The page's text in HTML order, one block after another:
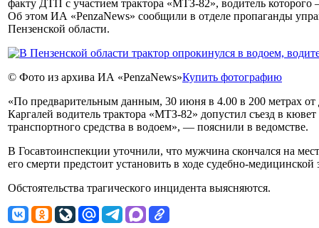
факту ДТП с участием трактора «МТЗ-82», водитель которого
Об этом ИА «PenzaNews» сообщили в отделе пропаганды
Пензенской области.
© Фото из архива ИА «PenzaNews»Купить фотографию
«По предварительным данным, 30 июня в 4.00 в 200 метрах
Каргалей водитель трактора «МТЗ-82» допустил съезд в
транспортного средства в водоем», — пояснили в ведомстве.
В Госавтоинспекции уточнили, что мужчина скончался на
его смерти предстоит установить в ходе судебно-медицинской
Обстоятельства трагического инцидента выясняются.